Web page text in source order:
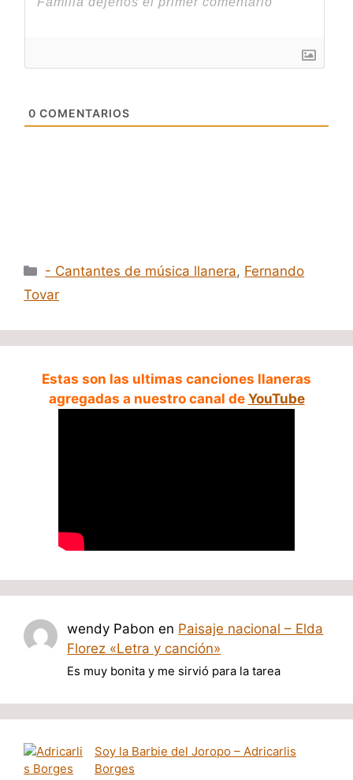
0 COMENTARIOS
Categorías
- Cantantes de música llanera, Fernando
Tovar
Estas son las ultimas canciones llaneras
agregadas a nuestro canal de YouTube
wendy Pabon en Paisaje nacional – Elda
Florez «Letra y canción»
Es muy bonita y me sirvió para la tarea
Soy la Barbie del Joropo – Adricarlis
Borges